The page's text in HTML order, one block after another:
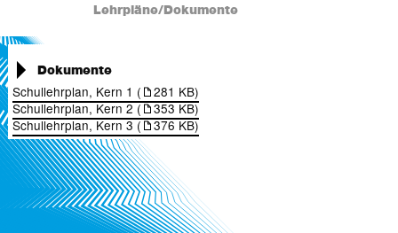
Lehrpläne/Dokumente
Dokumente
Schullehrplan, Kern 1 (
281 KB)
Schullehrplan, Kern 2 (
353 KB)
Schullehrplan, Kern 3 (
376 KB)